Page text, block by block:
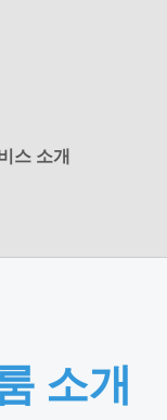
스 소개
소개